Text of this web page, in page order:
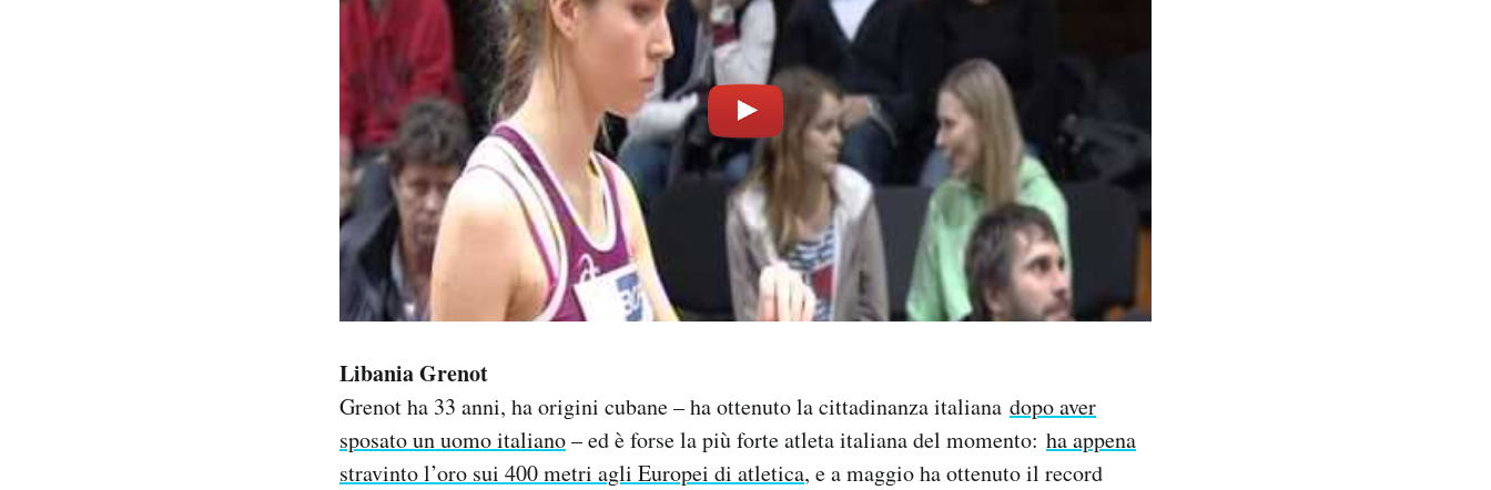
Libania Grenot
Grenot ha 33 anni, ha origini cubane – ha ottenuto la cittadinanza italiana dopo aver
sposato un uomo italiano– ed è forse la più forte atleta italiana del momento: ha appena
stravinto l’oro sui 400 metri agli Europei di atletica, e a maggio ha ottenuto il record